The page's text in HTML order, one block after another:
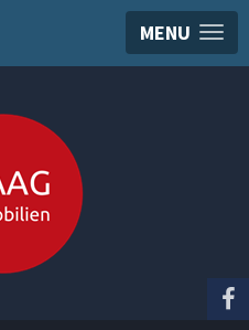
MENU